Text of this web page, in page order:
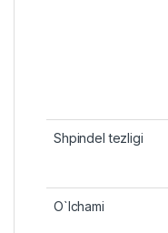
Shpindel tezligi
O`lchami